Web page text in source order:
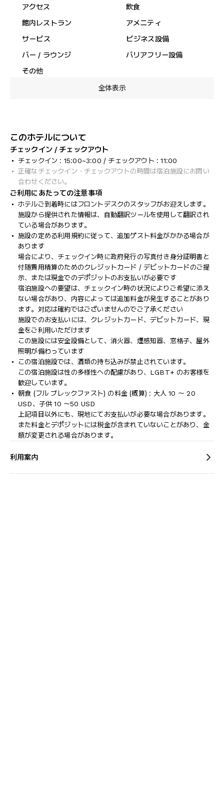
アクセス
飲食
館内レストラン
アメニティ
サービス
ビジネス設備
バー / ラウンジ
バリアフリー設備
その他
全体表示
このホテルについて
チェックイン / チェックアウト
チェックイン : 15:00~3:00 / チェックアウト : 11:00
正確なチェックイン・チェックアウトの時間は宿泊施設にお問い
合わせください。
ご利用にあたっての注意事項
ホテルご到着時にはフロントデスクのスタッフがお迎えします。
施設から提供された情報は、自動翻訳ツールを使用して翻訳され
ている場合があります。
施設の定める利用規約に従って、追加ゲスト料金がかかる場合が
あります
場合により、チェックイン時に政府発行の写真付き身分証明書と
付随費用精算のためのクレジットカード / デビットカードのご提
示、または現金でのデポジットのお支払いが必要です
宿泊施設への要望は、チェックイン時の状況によりご希望に添え
ない場合があり、内容によっては追加料金が発生することがあり
ます。対応は確約ではございませんのでご了承ください
施設でのお支払いには、クレジットカード、デビットカード、現
金をご利用いただけます
この施設には安全設備として、消火器、煙感知器、窓格子、屋外
照明が備わっています
この宿泊施設では、酒類の持ち込みが禁止されています。
この宿泊施設は性の多様性への配慮があり、LGBT+ のお客様を
歓迎しています。
朝食 (フル ブレックファスト) の料金 (概算) : 大人 10 ～ 20
USD、子供 10 ～50 USD
上記項目以外にも、現地にてお支払いが必要な場合があります。
また料金とデポジットには税金が含まれていないことがあり、金
額が変更される場合があります。
利用案内